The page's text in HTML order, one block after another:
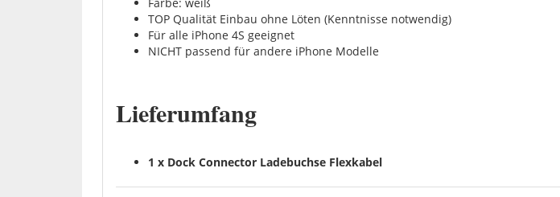
TOP Qualität Einbau ohne Löten (Kenntnisse notwendig)
Für alle iPhone 4S geeignet
NICHT passend für andere iPhone Modelle
Lieferumfang
1 x Dock Connector Ladebuchse Flexkabel